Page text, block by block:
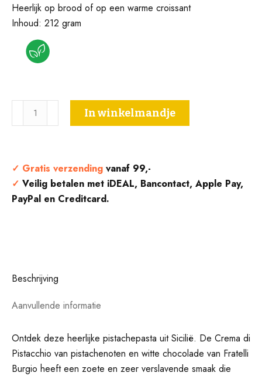
Heerlijk op brood of op een warme croissant
Inhoud: 212 gram
Pistachepasta
met
-
Burgio
aantal
In winkelmandje
✓ Gratis verzending vanaf 99,-
✓ Veilig betalen met iDEAL, Bancontact, Apple Pay,
PayPal en Creditcard.
Beschrijving
Aanvullende informatie
Ontdek deze heerlijke pistachepasta uit Sicilië. De Crema di
Pistacchio van pistachenoten en witte chocolade van Fratelli
Burgio heeft een zoete en zeer verslavende smaak die